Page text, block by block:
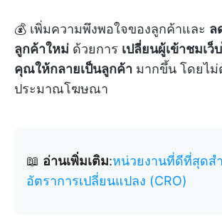
💰 เพิ่มความพึงพอใจของลูกค้าและ ล
ลูกค้าใหม่ ด้วยการ เปลี่ยนผู้เข้าชมเ
คุณให้กลายเป็นลูกค้า มากขึ้น โดยไม่
ประมาณโฆษณา
📖 อ่านเพิ่มเติม:หน่วยงานที่ดีที่สุดส
อัตราการเปลี่ยนแปลง (CRO)